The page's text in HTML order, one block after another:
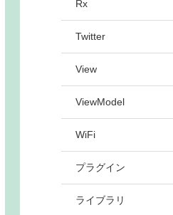
Rx
Twitter
View
ViewModel
WiFi
プラグイン
ライブラリ